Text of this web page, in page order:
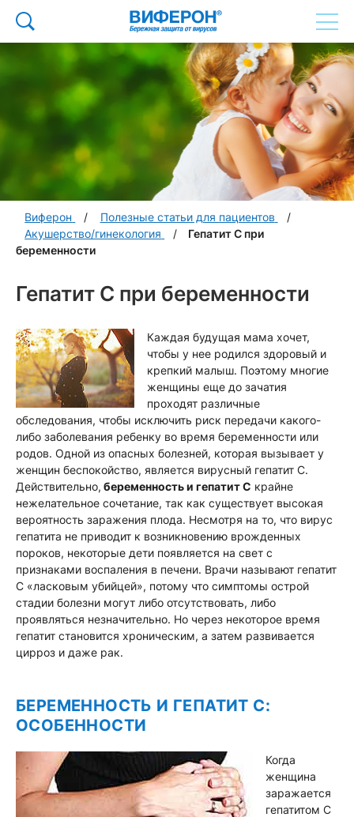
Виферон
Полезные статьи для пациентов
Акушерство/гинекология
Гепатит С при
беременности
Гепатит С при беременности
Каждая будущая мама хочет,
чтобы у нее родился здоровый и
крепкий малыш. Поэтому многие
женщины еще до зачатия
проходят различные
обследования, чтобы исключить риск передачи какого-
либо заболевания ребенку во время беременности или
родов. Одной из опасных болезней, которая вызывает у
женщин беспокойство, является вирусный гепатит C.
Действительно, беременность и гепатит C крайне
нежелательное сочетание, так как существует высокая
вероятность заражения плода. Несмотря на то, что вирус
гепатита не приводит к возникновению врожденных
пороков, некоторые дети появляется на свет с
признаками воспаления в печени. Врачи называют гепатит
C «ласковым убийцей», потому что симптомы острой
стадии болезни могут либо отсутствовать, либо
проявляться незначительно. Но через некоторое время
гепатит становится хроническим, а затем развивается
цирроз и даже рак.
БЕРЕМЕННОСТЬ И ГЕПАТИТ C:
ОСОБЕННОСТИ
Когда
женщина
заражается
гепатитом C